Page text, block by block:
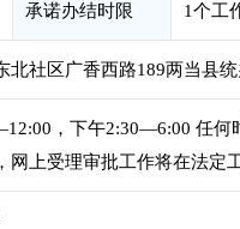
承诺办结时限 1个工
北社区广香西路189两当县
，下午2:30—6:00 任何
网上受理审批工作将在法定